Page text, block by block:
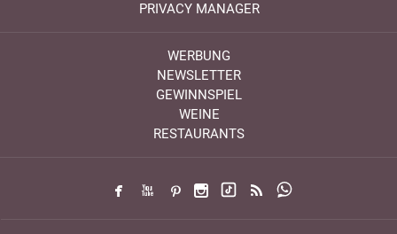
PRIVACY MANAGER
WERBUNG
NEWSLETTER
GEWINNSPIEL
WEINE
RESTAURANTS